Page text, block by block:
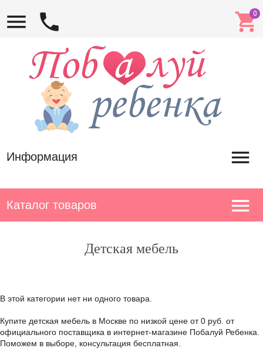
Информация
Каталог товаров
Детская мебель
В этой категории нет ни одного товара.
Купите детская мебель в Москве по низкой цене от 0 руб. от
официального поставщика в интернет-магазине Побалуй Ребенка.
Поможем в выборе, консультация бесплатная.